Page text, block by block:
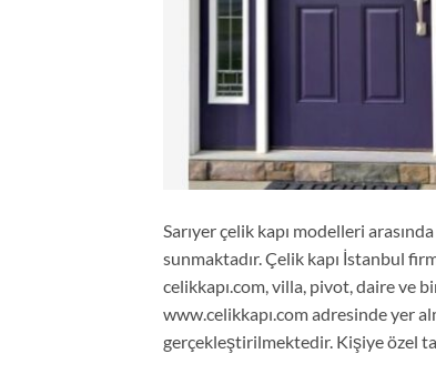
Sarıyer çelik kapı modelleri
sunmaktadır. Çelik kapı İstanbul
celikkapı.com, villa, pivot, daire ve
www.celikkapı.com adresinde yer
gerçekleştirilmektedir. Kişiye özel